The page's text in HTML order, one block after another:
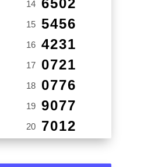
14 6502
15 5456
16 4231
17 0721
18 0776
19 9077
20 7012